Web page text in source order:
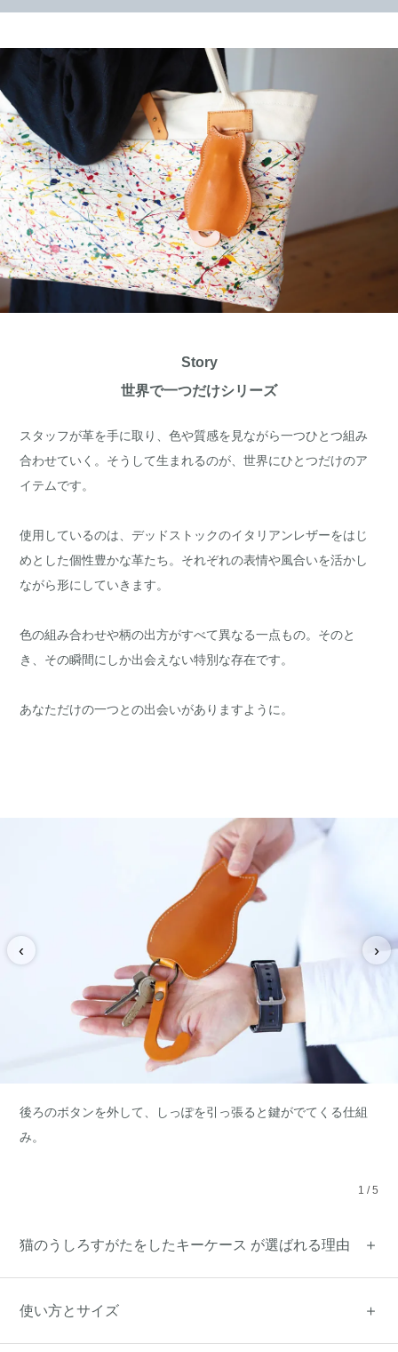
Story
世界で一つだけシリーズ
スタッフが革を手に取り、色や質感を見ながら一つひとつ組み
合わせていく。そうして生まれるのが、世界にひとつだけのア
イテムです。
使用しているのは、デッドストックのイタリアンレザーをはじ
めとした個性豊かな革たち。それぞれの表情や風合いを活かし
ながら形にしていきます。
色の組み合わせや柄の出方がすべて異なる一点もの。そのと
き、その瞬間にしか出会えない特別な存在です。
あなただけの一つとの出会いがありますように。
‹ ›
後ろのボタンを外して、しっぽを引っ張ると鍵がでてくる仕組
み。
1 /5
猫のうしろすがたをしたキーケース が選ばれる理由
使い方とサイズ